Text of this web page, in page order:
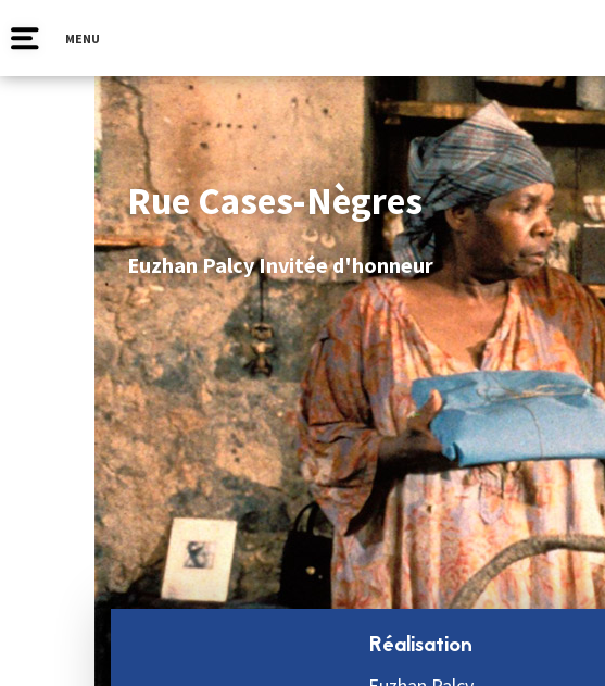
MENU
Rue Cases-Nègres
Euzhan Palcy Invitée d'honneur
Réalisation